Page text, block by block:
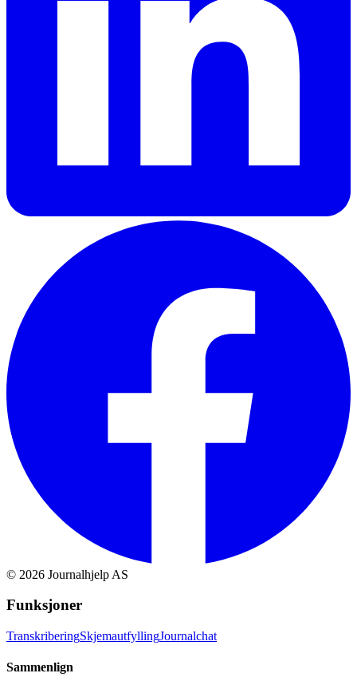
© 2026 Journalhjelp AS
Funksjoner
TranskriberingSkjemautfyllingJournalchat
Sammenlign